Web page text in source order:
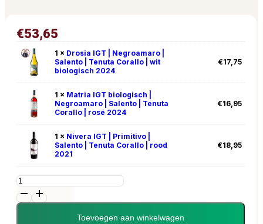
€53,65
1 × Drosia IGT | Negroamaro |
Salento | Tenuta Corallo | wit
biologisch 2024
€17,75
1 × Matria IGT biologisch |
Negroamaro | Salento | Tenuta
Corallo | rosé 2024
€16,95
1 × Nivera IGT | Primitivo |
Salento | Tenuta Corallo | rood
2021
€18,95
Wijnpakket
Tenuta
Corallo
aantal
Toevoegen aan winkelwagen